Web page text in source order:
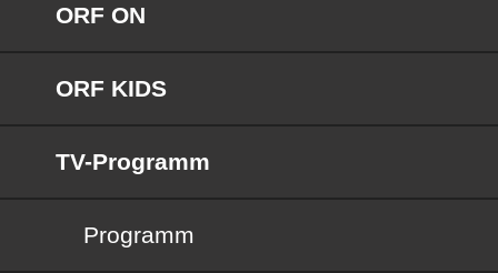
ORF ON
ORF KIDS
TV-Programm
Programm